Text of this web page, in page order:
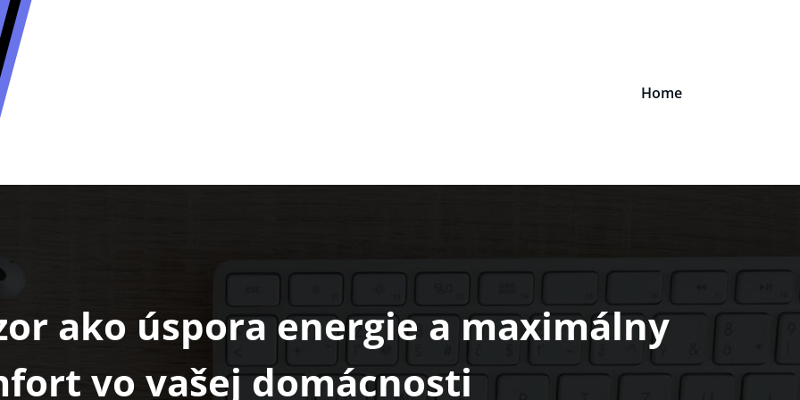
Home
ako úspora energie a maximálny
vo vašej domácnosti